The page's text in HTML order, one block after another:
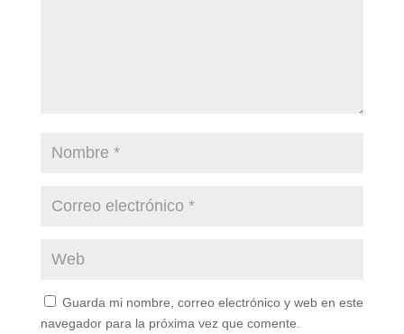
Guarda mi nombre, correo electrónico y web en este
navegador para la próxima vez que comente.